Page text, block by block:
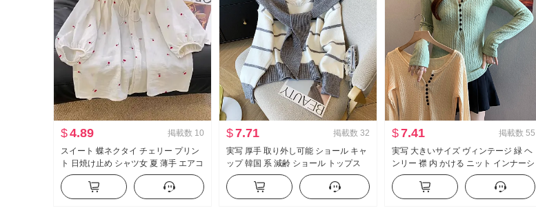
$4.89 掲載数 10
スイート 蝶ネクタイ チェリー プリン
ト 日焼け止め シャツ女 夏 薄手 エアコ
ン ブラウス フレンチ トップス
$7.71 掲載数 32
実写 厚手 取り外し可能 ショール キャ
ップ 韓国 系 減齢 ショール トップス
セーター ストライプ ツーピースセッ
ト
$7.41 掲載数 55
実写 大きいサイズ ヴィンテージ 緑 ヘ
ンリー 襟 内 かける ニット インナーシ
ャツ 女性 冬 新品 セーター 小 トップ
ス 6098